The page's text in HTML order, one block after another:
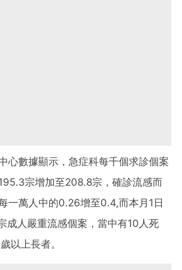
心數據顯示，急症科每千個求診個案
宗增加至208.8宗，確診流感而
一萬人中的0.26增至0.4,而本月 1 日
成人嚴重流感個案，當中有10 人死
歲以上長者。